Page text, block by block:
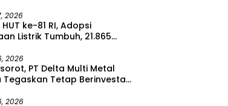
Proyek SUTET 500 kV Paiton–
Kalipuro
2026
ke-81 RI, Adopsi
Listrik Tumbuh, 21.865
Services PLN pada Semester
2026
PT Delta Multi Metal
Tegaskan Tetap Berinvestasi
2026